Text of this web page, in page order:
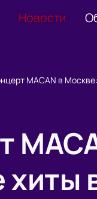
Новости
MACAN в
хиты